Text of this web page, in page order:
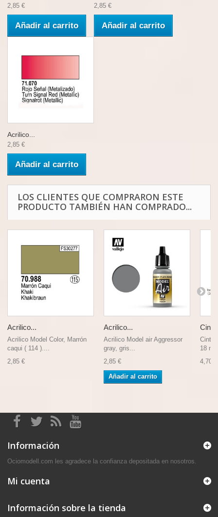
2,85 €
Añadir al carrito
2,85 €
Añadir al carrito
Acrilico...
2,85 €
Añadir al carrito
LOS CLIENTES QUE COMPRARON ESTE
PRODUCTO TAMBIÉN HAN COMPRADO...
Acrilico...
Acrilico Model Color, Marrón
caqui ( 114 )....
2,85 €
Acrilico...
Acrilico Model air Aggressor
gray, gris...
2,85 €
Añadir al carrito
Cinta
18
4,70 €
Información
Ociomodell.com les agradece la confianza depositada en nosotros.
Mi cuenta
Información sobre la tienda